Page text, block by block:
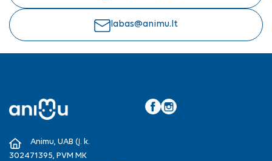
labas@animu.lt
Animu, UAB (Į. k.
302471395, PVM MK